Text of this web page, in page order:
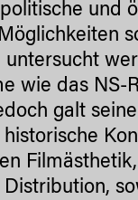
und
wie das NS-
galt